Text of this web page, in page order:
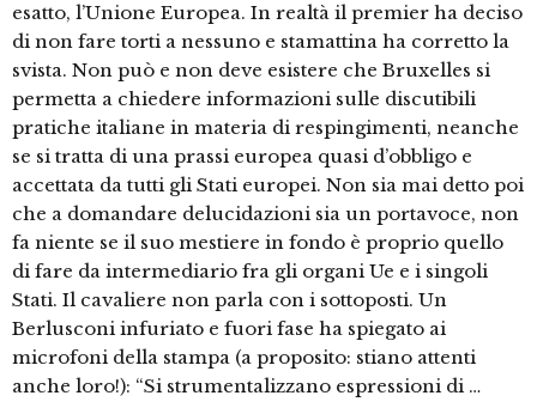
esatto, l’Unione Europea. In realtà il premier ha deciso
di non fare torti a nessuno e stamattina ha corretto la
svista. Non può e non deve esistere che Bruxelles si
permetta a chiedere informazioni sulle discutibili
pratiche italiane in materia di respingimenti, neanche
se si tratta di una prassi europea quasi d’obbligo e
accettata da tutti gli Stati europei. Non sia mai detto poi
che a domandare delucidazioni sia un portavoce, non
fa niente se il suo mestiere in fondo è proprio quello
di fare da intermediario fra gli organi Ue e i singoli
Stati. Il cavaliere non parla con i sottoposti. Un
Berlusconi infuriato e fuori fase ha spiegato ai
microfoni della stampa (a proposito: stiano attenti
anche loro!): “Si strumentalizzano espressioni di …